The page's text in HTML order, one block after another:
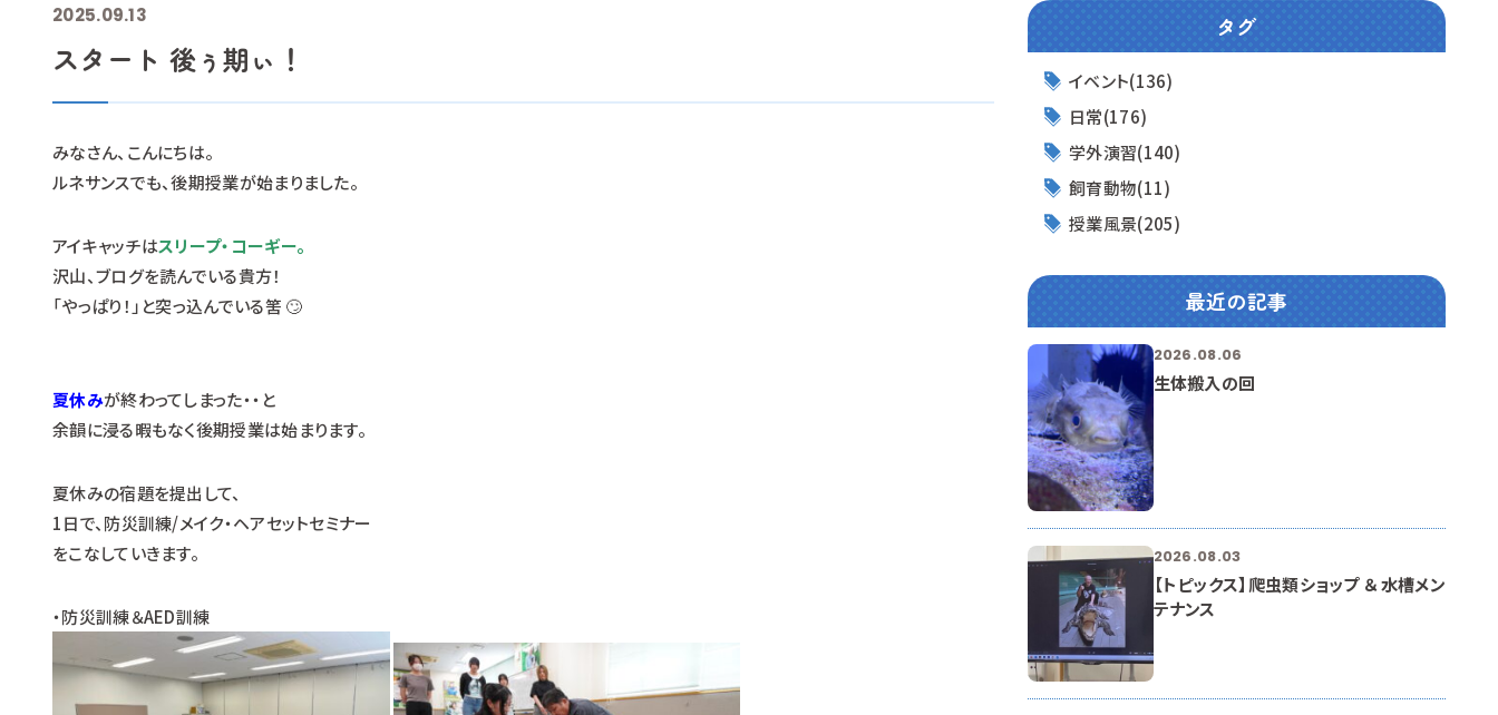
2025.09.13
スタート 後ぅ期ぃ！
みなさん、こんにちは。
ルネサンスでも、後期授業が始まりました。
アイキャッチはスリープ・コーギー。
沢山、ブログを読んでいる貴方！
「やっぱり！」と突っ込んでいる筈 🙄
夏休みが終わってしまった・・と
余韻に浸る暇もなく後期授業は始まります。
夏休みの宿題を提出して、
1日で、防災訓練/メイク・ヘアセットセミナー
をこなしていきます。
・防災訓練＆AED訓練
タグ
イベント(136)
日常(176)
学外演習(140)
飼育動物(11)
授業風景(205)
最近の記事
2026.08.06
生体搬入の回
2026.08.03
【トピックス】爬虫類ショップ ＆ 水槽メン
テナンス